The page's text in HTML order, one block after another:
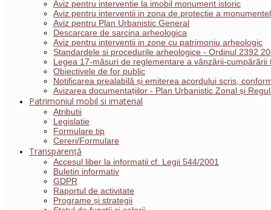
Aviz pentru interventie la imobil monument istoric
Aviz pentru interventii in zona de protectie a
Aviz pentru Plan Urbanistic General
Descarcare de sarcina arheologica
Aviz pentru interventii in zone cu patrimoniu arheologic
Standardele si procedurile arheologice - Ordinul 2392
Legea 17-măsuri de reglementare a vânzării-cumpărării
Obiectivele de for public
Notificarea prealabilă și emiterea acordului scris,
Avizarea documentațiilor - Plan Urbanistic Zonal și
Patrimoniul mobil si imaterial
Atributii
Legislatie
Formulare tip
Cereri/Formulare
Transparență
Accesul liber la informatii cf. Legii 544/2001
Buletin informativ
GDPR
Raportul de activitate
Programe și strategii